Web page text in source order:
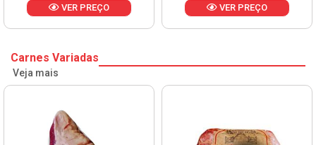
VER PREÇO VER PREÇO
Carnes Variadas
Veja mais